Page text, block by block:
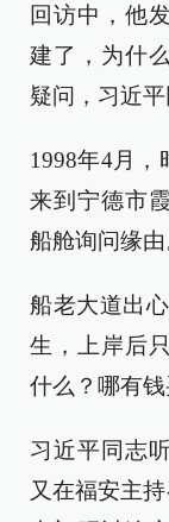
回访中，他
建了，为什
疑问，习近
1998年4月
来到宁德市
船舱询问缘由
船老大道出
生，上岸后
什么？哪有
习近平同志
又在福安主